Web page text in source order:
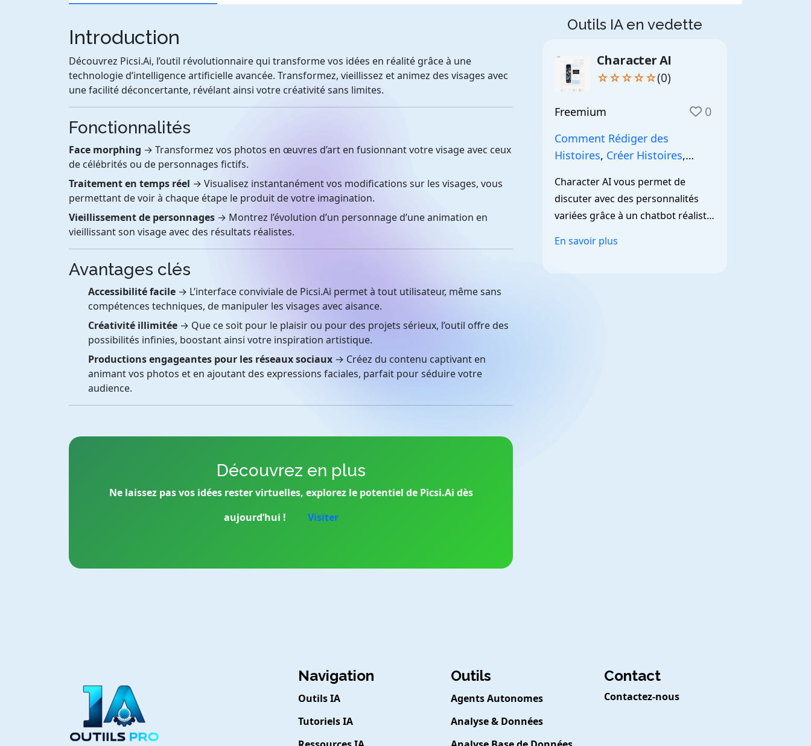
Introduction
Découvrez Picsi.Ai, l’outil révolutionnaire qui transforme vos idées en réalité grâce à une
technologie d’intelligence artificielle avancée. Transformez, vieillissez et animez des visages avec
une facilité déconcertante, révélant ainsi votre créativité sans limites.
Fonctionnalités
Face morphing → Transformez vos photos en œuvres d’art en fusionnant votre visage avec ceux
de célébrités ou de personnages fictifs.
Traitement en temps réel → Visualisez instantanément vos modifications sur les visages, vous
permettant de voir à chaque étape le produit de votre imagination.
Vieillissement de personnages → Montrez l’évolution d’un personnage d’une animation en
vieillissant son visage avec des résultats réalistes.
Avantages clés
Accessibilité facile → L’interface conviviale de Picsi.Ai permet à tout utilisateur, même sans
compétences techniques, de manipuler les visages avec aisance.
Créativité illimitée → Que ce soit pour le plaisir ou pour des projets sérieux, l’outil offre des
possibilités infinies, boostant ainsi votre inspiration artistique.
Productions engageantes pour les réseaux sociaux → Créez du contenu captivant en
animant vos photos et en ajoutant des expressions faciales, parfait pour séduire votre
audience.
Découvrez en plus
Ne laissez pas vos idées rester virtuelles, explorez le potentiel de Picsi.Ai dès
aujourd’hui !
Visiter
Outils IA en vedette
Character AI
☆☆☆☆☆(0)
Freemium 0
Comment Rédiger des
Histoires, Créer Histoires,
Character AI vous permet de
discuter avec des personnalités
variées grâce à un chatbot réaliste
En savoir plus
Navigation
Outils IA
Tutoriels IA
Outils
Agents Autonomes
Analyse & Données
Contact
Contactez-nous